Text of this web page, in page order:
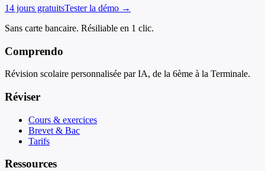
14 jours gratuitsTester la démo →
Sans carte bancaire. Résiliable en 1 clic.
Comprendo
Révision scolaire personnalisée par IA, de la 6ème à la Terminale.
Réviser
Cours & exercices
Brevet & Bac
Tarifs
Ressources